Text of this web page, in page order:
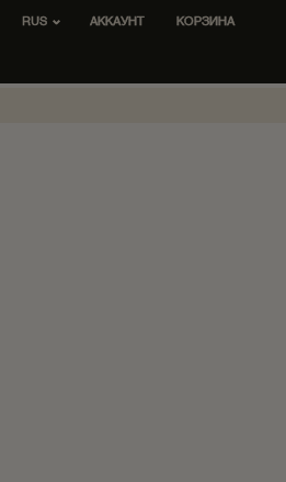
RUS AККАУНТ КОРЗИНА